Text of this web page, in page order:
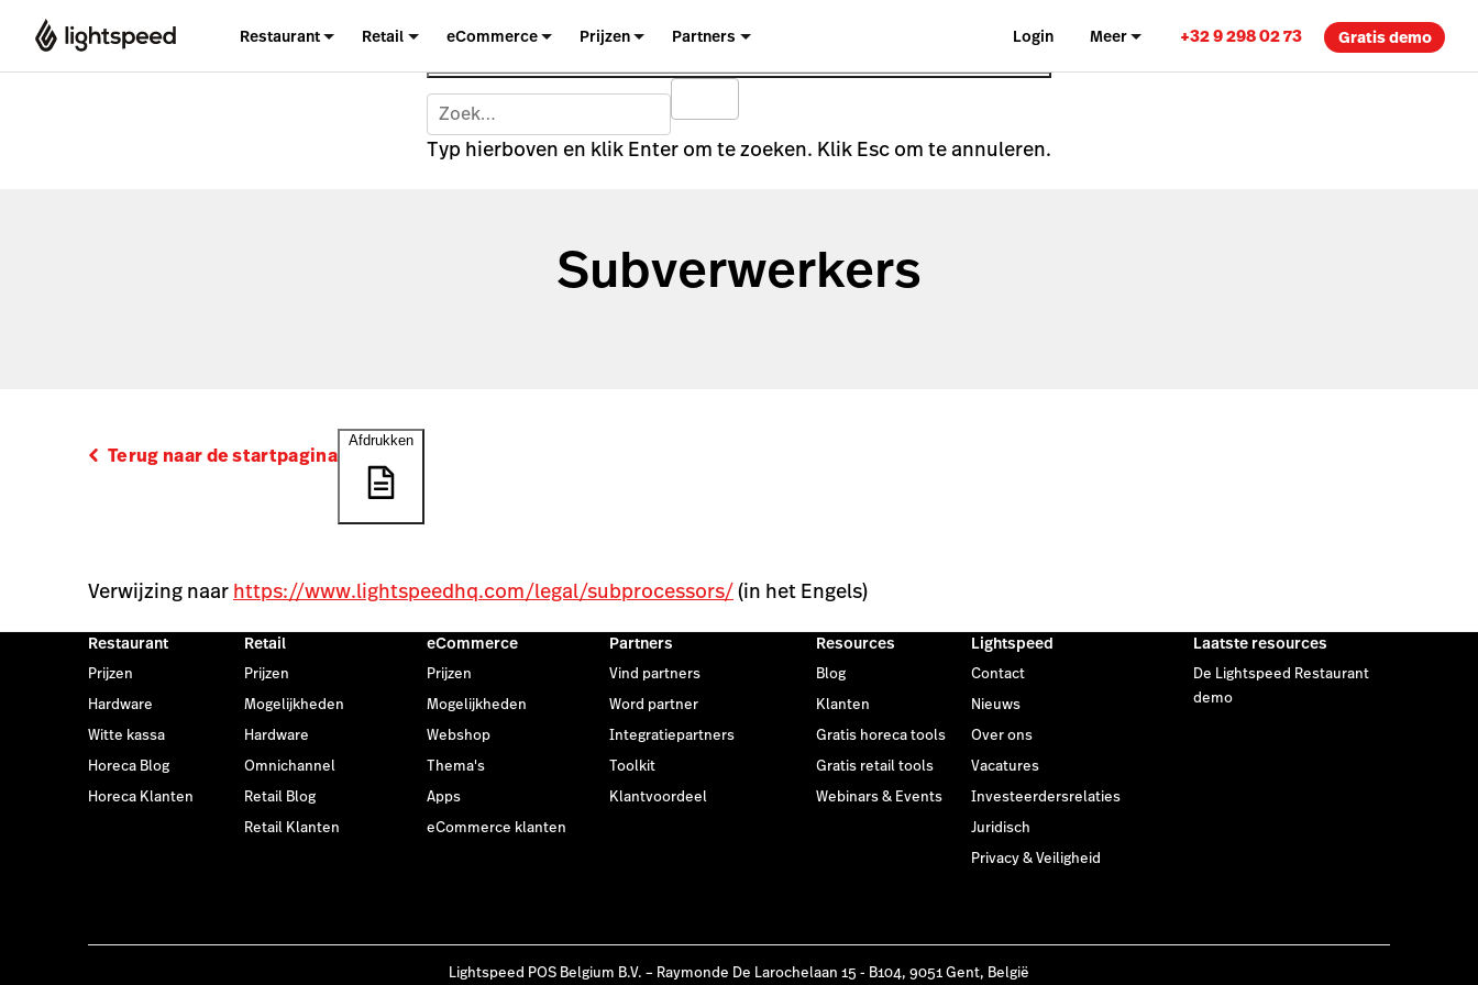
Restaurant Retail eCommerce Prijzen Partners Login Meer +32 9 298 02 73 Gratis demo
Typ hierboven en klik Enter om te zoeken. Klik Esc om te annuleren.
Subverwerkers
Terug naar de startpagina
Verwijzing naar https://www.lightspeedhq.com/legal/subprocessors/(in het Engels)
Restaurant
Prijzen
Hardware
Witte kassa
Horeca Blog
Horeca Klanten
Retail
Prijzen
Mogelijkheden
Hardware
Omnichannel
Retail Blog
Retail Klanten
eCommerce
Prijzen
Mogelijkheden
Webshop
Thema's
Apps
eCommerce klanten
Partners
Vind partners
Word partner
Integratiepartners
Toolkit
Klantvoordeel
Resources
Blog
Klanten
Gratis horeca tools
Gratis retail tools
Webinars & Events
Lightspeed
Contact
Nieuws
Over ons
Vacatures
Investeerdersrelaties
Juridisch
Privacy & Veiligheid
Laatste resources
De Lightspeed Restaurant
demo
Lightspeed POS Belgium B.V. – Raymonde De Larochelaan 15 - B104, 9051 Gent, België